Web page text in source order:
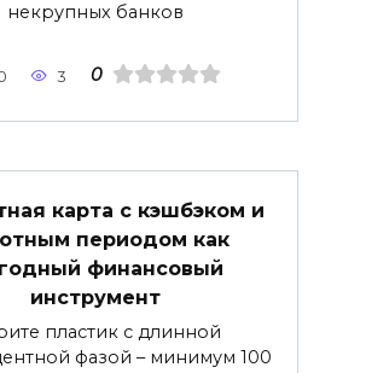
некрупных банков
3 0
карта с кэшбэком и
периодом как
финансовый
инструмент
пластик с длинной
фазой – минимум 100